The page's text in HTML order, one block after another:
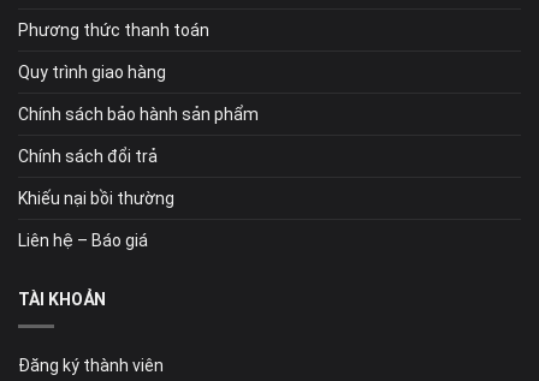
Phương thức thanh toán
Quy trình giao hàng
Chính sách bảo hành sản phẩm
Chính sách đổi trả
Khiếu nại bồi thường
Liên hệ – Báo giá
TÀI KHOẢN
Đăng ký thành viên